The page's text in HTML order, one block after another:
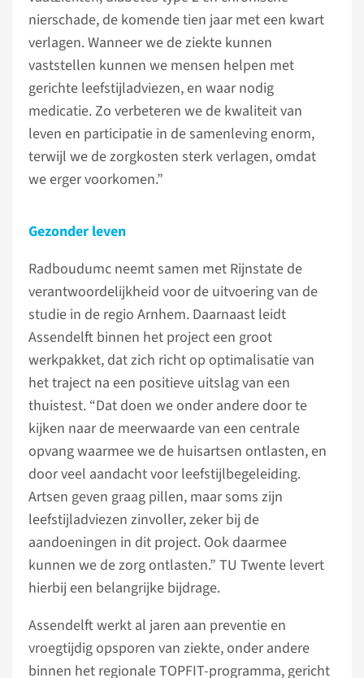
nierschade, de komende tien jaar met een kwart
verlagen. Wanneer we de ziekte kunnen
vaststellen kunnen we mensen helpen met
gerichte leefstijladviezen, en waar nodig
medicatie. Zo verbeteren we de kwaliteit van
leven en participatie in de samenleving enorm,
terwijl we de zorgkosten sterk verlagen, omdat
we erger voorkomen.”
Gezonder leven
Radboudumc neemt samen met Rijnstate de
verantwoordelijkheid voor de uitvoering van de
studie in de regio Arnhem. Daarnaast leidt
Assendelft binnen het project een groot
werkpakket, dat zich richt op optimalisatie van
het traject na een positieve uitslag van een
thuistest. “Dat doen we onder andere door te
kijken naar de meerwaarde van een centrale
opvang waarmee we de huisartsen ontlasten, en
door veel aandacht voor leefstijlbegeleiding.
Artsen geven graag pillen, maar soms zijn
leefstijladviezen zinvoller, zeker bij de
aandoeningen in dit project. Ook daarmee
kunnen we de zorg ontlasten.” TU Twente levert
hierbij een belangrijke bijdrage.
Assendelft werkt al jaren aan preventie en
vroegtijdig opsporen van ziekte, onder andere
binnen het regionale TOPFIT-programma, gericht